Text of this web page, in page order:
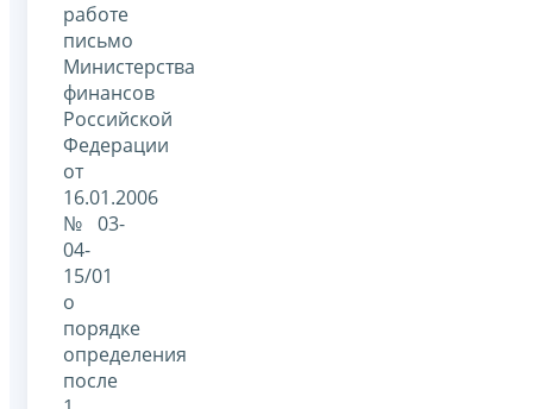
работе
письмо
Министерства
финансов
Российской
Федерации
от
16.01.2006
№ 03-
04-
15/01
о
порядке
определения
после